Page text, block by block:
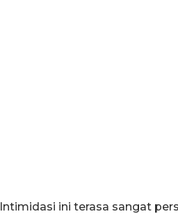
Intimidasi ini terasa sangat